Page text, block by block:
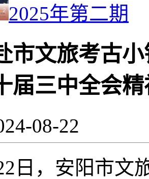
2025年第二期
市文旅考古
届三中全会精
08-22
，安阳市文旅